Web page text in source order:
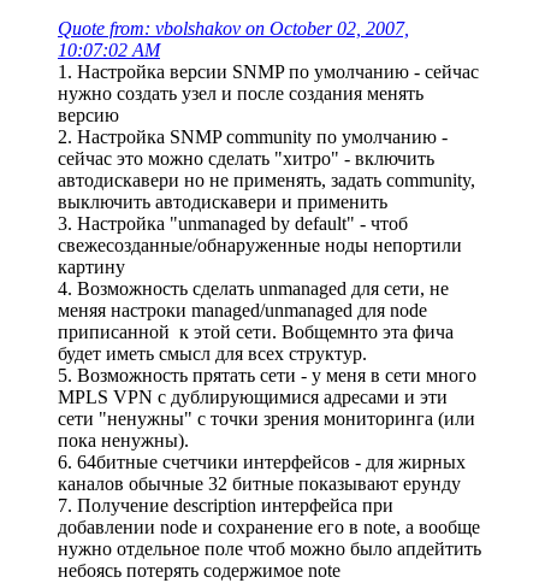
Quote from: vbolshakov on October 02, 2007,
10:07:02 AM
1. Настройка версии SNMP по умолчанию - сейчас
нужно создать узел и после создания менять
версию
2. Настройка SNMP community по умолчанию -
сейчас это можно сделать "хитро" - включить
автодискавери но не применять, задать community,
выключить автодискавери и применить
3. Настройка "unmanaged by default" - чтоб
свежесозданные/обнаруженные ноды непортили
картину
4. Возможность сделать unmanaged для сети, не
меняя настроки managed/unmanaged для node
приписанной к этой сети. Вобщемнто эта фича
будет иметь смысл для всех структур.
5. Возможность прятать сети - у меня в сети много
MPLS VPN с дублирующимися адресами и эти
сети "ненужны" с точки зрения мониторинга (или
пока ненужны).
6. 64битные счетчики интерфейсов - для жирных
каналов обычные 32 битные показывают ерунду
7. Получение description интерфейса при
добавлении node и сохранение его в note, а вообще
нужно отдельное поле чтоб можно было апдейтить
небоясь потерять содержимое note